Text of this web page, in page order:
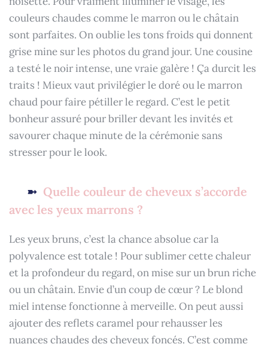
couleurs chaudes comme le marron ou le châtain
sont parfaites. On oublie les tons froids qui donnent
grise mine sur les photos du grand jour. Une cousine
a testé le noir intense, une vraie galère ! Ça durcit les
traits ! Mieux vaut privilégier le doré ou le marron
chaud pour faire pétiller le regard. C’est le petit
bonheur assuré pour briller devant les invités et
savourer chaque minute de la cérémonie sans
stresser pour le look.
Quelle couleur de cheveux s’accorde
avec les yeux marrons ?
Les yeux bruns, c’est la chance absolue car la
polyvalence est totale ! Pour sublimer cette chaleur
et la profondeur du regard, on mise sur un brun riche
ou un châtain. Envie d’un coup de cœur ? Le blond
miel intense fonctionne à merveille. On peut aussi
ajouter des reflets caramel pour rehausser les
nuances chaudes des cheveux foncés. C’est comme